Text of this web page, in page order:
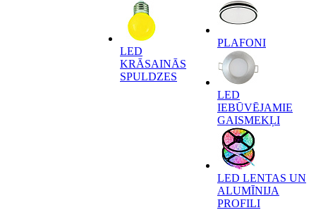
LED
KRĀSAINĀS
SPULDZES
PLAFONI
LED
IEBŪVĒJAMIE
GAISMEKĻI
LED LENTAS UN
ALUMĪNIJA
PROFILI